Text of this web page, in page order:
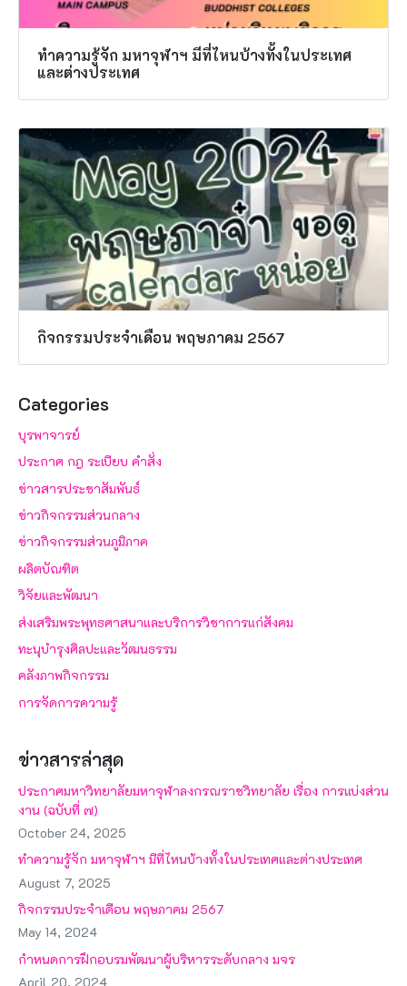
ทำความรู้จัก มหาจุฬาฯ มีที่ไหนบ้างทั้งในประเทศ
และต่างประเทศ
กิจกรรมประจำเดือน พฤษภาคม 2567
Categories
บุรพาจารย์
ประกาศ กฎ ระเบียบ คำสั่ง
ข่าวสารประชาสัมพันธ์
ข่าวกิจกรรมส่วนกลาง
ข่าวกิจกรรมส่วนภูมิภาค
ผลิตบัณฑิต
วิจัยและพัฒนา
ส่งเสริมพระพุทธศาสนาและบริการวิชาการแก่สังคม
ทะนุบำรุงศิลปะและวัฒนธรรม
คลังภาพกิจกรรม
การจัดการความรู้
ข่าวสารล่าสุด
ประกาศมหาวิทยาลัยมหาจุฬาลงกรณราชวิทยาลัย เรื่อง การแบ่งส่วน
งาน (ฉบับที่ ๗)
October 24, 2025
ทำความรู้จัก มหาจุฬาฯ มีที่ไหนบ้างทั้งในประเทศและต่างประเทศ
August 7, 2025
กิจกรรมประจำเดือน พฤษภาคม 2567
May 14, 2024
กำหนดการฝึกอบรมพัฒนาผู้บริหารระดับกลาง มจร
April 20, 2024